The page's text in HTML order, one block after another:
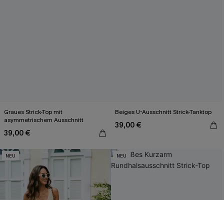
Graues Strick-Top mit
asymmetrischem Ausschnitt
39,00 €
Beiges U-Ausschnitt Strick-Tanktop
39,00 €
NEU NEU